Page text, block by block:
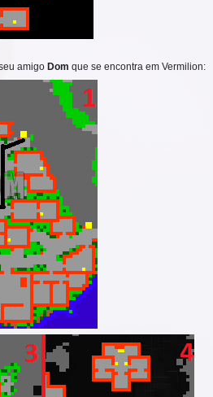
amigo Dom que se encontra em Vermilion: